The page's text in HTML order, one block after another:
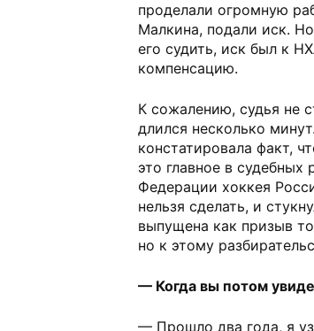
проделали огромную
Малкина, подали иск.
его судить, иск был к
компенсацию.
К сожалению, судья не
длился несколько
констатировала факт,
это главное в судебных
Федерации хоккея
нельзя сделать, и
выпущена как призыв
но к этому
— Когда вы потом
— Прошло два года, я